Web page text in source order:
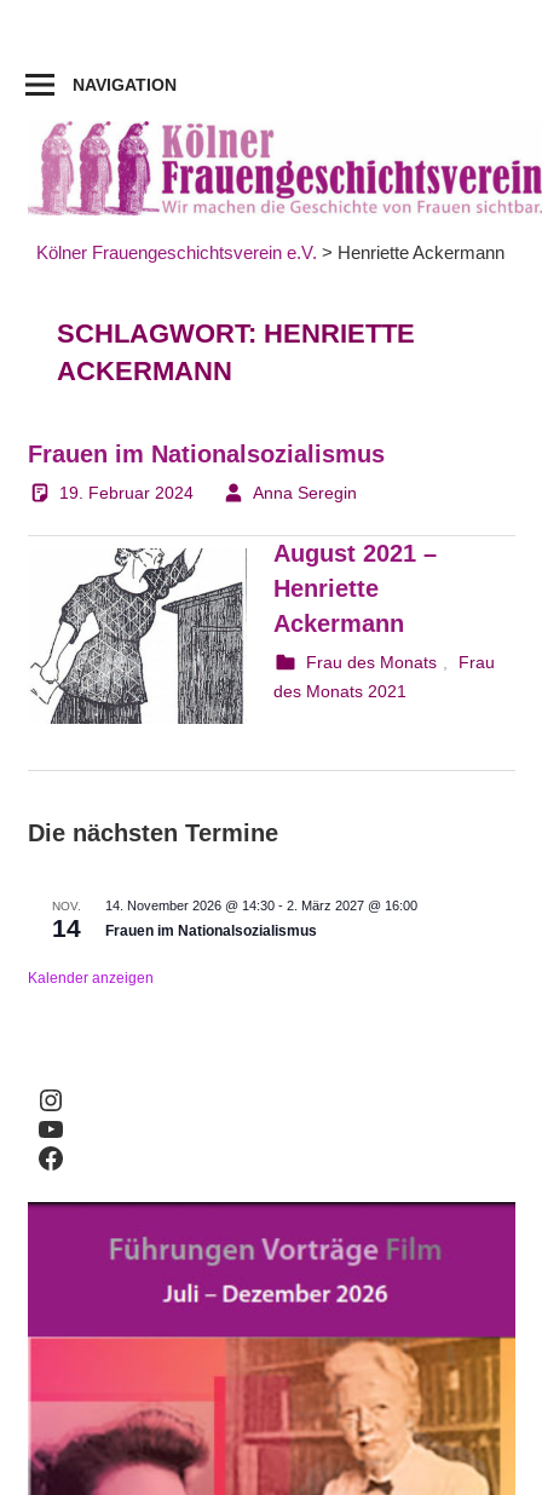
springen
NAVIGATION
Kölner Frauengeschichtsverein e.V. > Henriette Ackermann
SCHLAGWORT: HENRIETTE
ACKERMANN
Frauen im Nationalsozialismus
19. Februar 2024 Anna Seregin
August 2021 –
Henriette
Ackermann
1. August 2021
webmam
Frau des Monats ,
Frau
des Monats 2021
Die nächsten Termine
NOV.
14
14. November 2026 @ 14:30- 2. März 2027 @ 16:00
Frauen im Nationalsozialismus
Kalender anzeigen
Instagram
YouTube
Facebook